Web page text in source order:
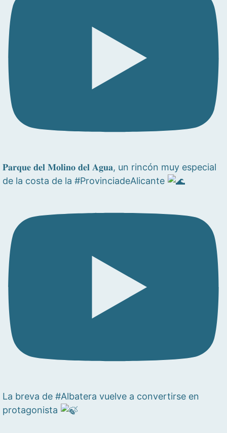
𝐏𝐚𝐫𝐪𝐮𝐞 𝐝𝐞𝐥 𝐌𝐨𝐥𝐢𝐧𝐨 𝐝𝐞𝐥 𝐀𝐠𝐮𝐚, un rincón muy especial
de la costa de la #ProvinciadeAlicante
La breva de #Albatera vuelve a convertirse en
protagonista